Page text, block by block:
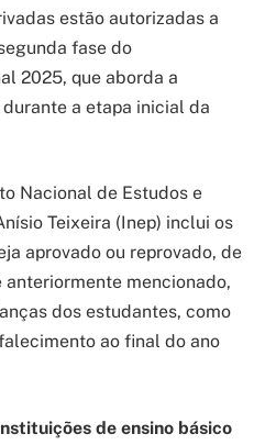
estão autorizadas a
fase do
2025, que aborda a
a etapa inicial da
Nacional de Estudos e
Teixeira (Inep) inclui os
aprovado ou reprovado, de
mencionado,
dos estudantes, como
ao final do ano
de ensino básico